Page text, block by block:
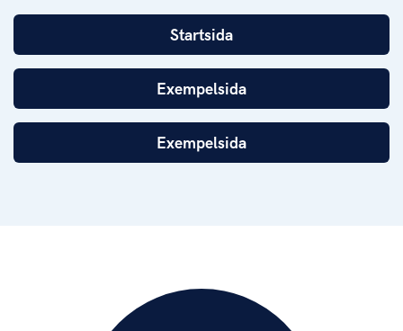
Startsida
Exempelsida
Exempelsida